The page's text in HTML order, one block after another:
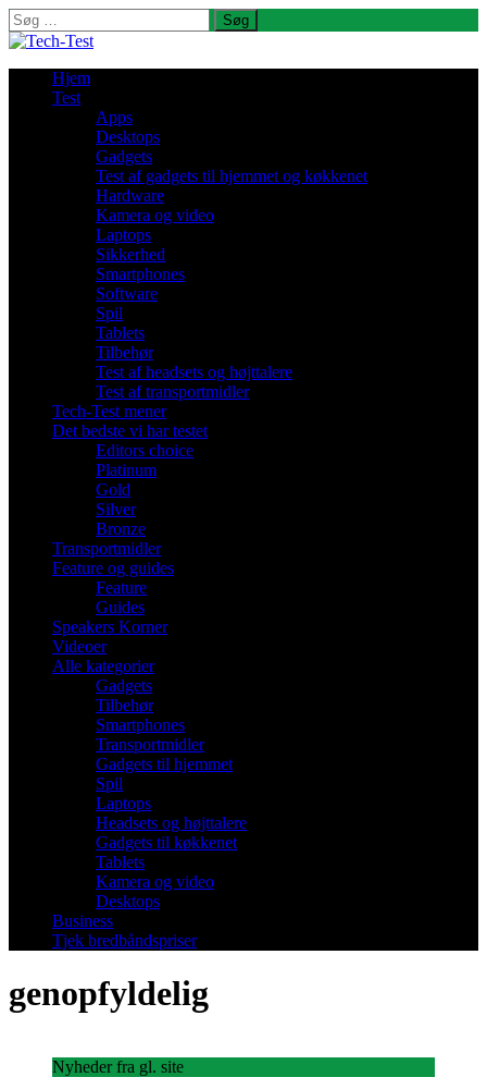
Søg
efter:
Hjem
Test
Apps
Desktops
Gadgets
Test af gadgets til hjemmet og køkkenet
Hardware
Kamera og video
Laptops
Sikkerhed
Smartphones
Software
Spil
Tablets
Tilbehør
Test af headsets og højttalere
Test af transportmidler
Tech-Test mener
Det bedste vi har testet
Editors choice
Platinum
Gold
Silver
Bronze
Transportmidler
Feature og guides
Feature
Guides
Speakers Korner
Videoer
Alle kategorier
Gadgets
Tilbehør
Smartphones
Transportmidler
Gadgets til hjemmet
Spil
Laptops
Headsets og højttalere
Gadgets til køkkenet
Tablets
Kamera og video
Desktops
Business
Tjek bredbåndspriser
genopfyldelig
Nyheder fra gl. site